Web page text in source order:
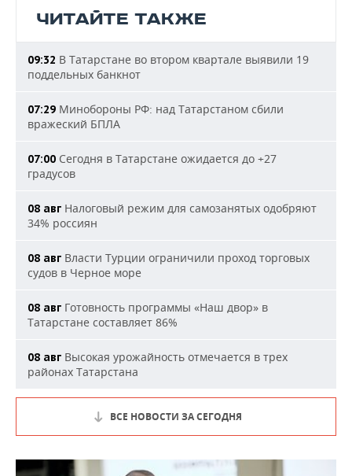
ЧИТАЙТЕ ТАКЖЕ
09:32 В Татарстане во втором квартале выявили 19
поддельных банкнот
07:29 Минобороны РФ: над Татарстаном сбили
вражеский БПЛА
07:00 Сегодня в Татарстане ожидается до +27
градусов
08 авг Налоговый режим для самозанятых одобряют
34% россиян
08 авг Власти Турции ограничили проход торговых
судов в Черное море
08 авг Готовность программы «Наш двор» в
Татарстане составляет 86%
08 авг Высокая урожайность отмечается в трех
районах Татарстана
ВСЕ НОВОСТИ ЗА СЕГОДНЯ